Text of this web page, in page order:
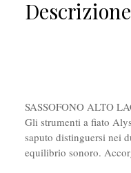
Descrizione
SASSOFONO ALTO
Gli strumenti a fiato
saputo distinguersi nei
equilibrio sonoro.